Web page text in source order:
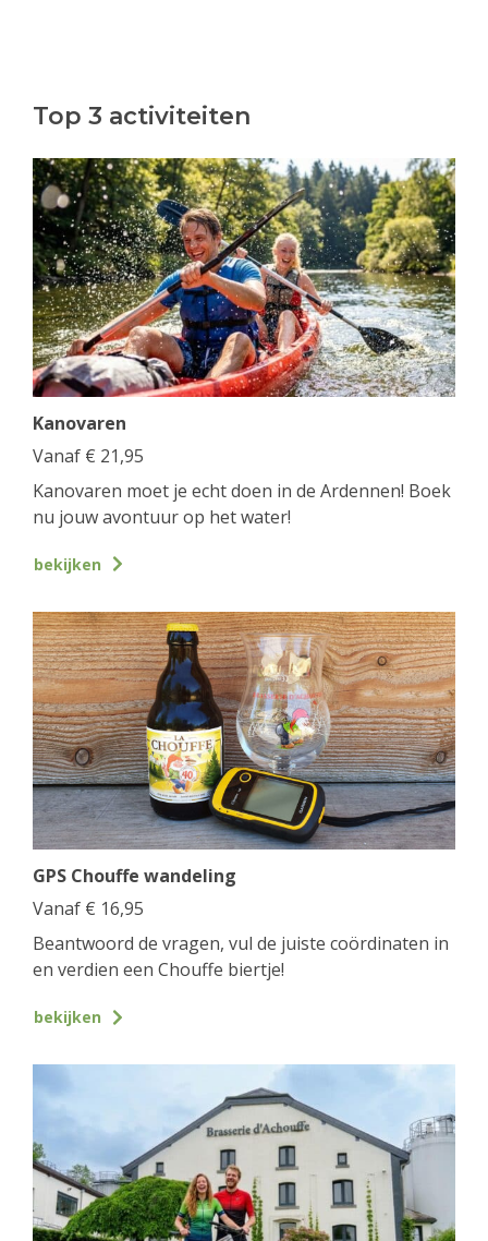
Top 3 activiteiten
Kanovaren
Vanaf € 21,95
Kanovaren moet je echt doen in de Ardennen! Boek
nu jouw avontuur op het water!
bekijken
GPS Chouffe wandeling
Vanaf € 16,95
Beantwoord de vragen, vul de juiste coördinaten in
en verdien een Chouffe biertje!
bekijken